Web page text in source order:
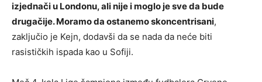
izjednači u Londonu, ali nije i moglo je sve da bude
drugačije. Moramo da ostanemo skoncentrisani,
zaključio je Kejn, dodavši da se nada da neće biti
rasističkih ispada kao u Sofiji.